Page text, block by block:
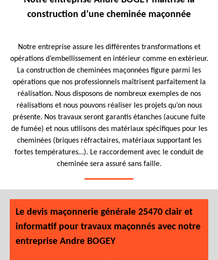
construction d’une cheminée maçonnée
Notre entreprise assure les différentes transformations et
opérations d’embellissement en intérieur comme en extérieur.
La construction de cheminées maçonnées figure parmi les
opérations que nos professionnels maîtrisent parfaitement la
réalisation. Nous disposons de nombreux exemples de nos
réalisations et nous pouvons réaliser les projets qu’on nous
présente. Nos travaux seront garantis étanches (aucune fuite
de fumée) et nous utilisons des matériaux spécifiques pour les
cheminées (briques réfractaires, matériaux supportant les
fortes températures…). Le raccordement avec le conduit de
cheminée sera assuré sans faille.
Le devis maçonnerie générale 25470 clair et
informatif pour travaux maçonnés avec notre
entreprise Andre BOGEY